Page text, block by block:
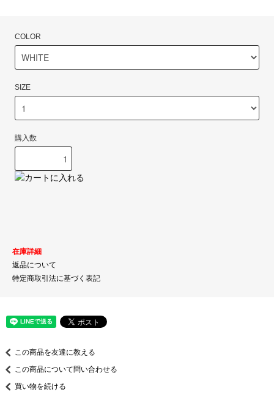
COLOR
SIZE
購入数
在庫詳細
返品について
特定商取引法に基づく表記
この商品を友達に教える
この商品について問い合わせる
買い物を続ける